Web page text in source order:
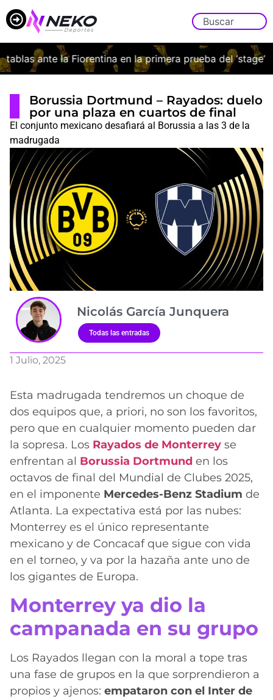
ante la Fiorentina en la primera prueba del ‘stage’
Borussia Dortmund – Rayados: duelo
por una plaza en cuartos de final
El conjunto mexicano desafiará al Borussia a las 3 de la
madrugada
Nicolás García Junquera
Todas las entradas
1 Julio, 2025
Esta madrugada tendremos un choque de
dos equipos que, a priori, no son los favoritos,
pero que en cualquier momento pueden dar
la sopresa. Los Rayados de Monterrey se
enfrentan al Borussia Dortmund en los
octavos de final del Mundial de Clubes 2025,
en el imponente Mercedes-Benz Stadium de
Atlanta. La expectativa está por las nubes:
Monterrey es el único representante
mexicano y de Concacaf que sigue con vida
en el torneo, y va por la hazaña ante uno de
los gigantes de Europa.
Monterrey ya dio la
campanada en su grupo
Los Rayados llegan con la moral a tope tras
una fase de grupos en la que sorprendieron a
propios y ajenos: empataron con el Inter de